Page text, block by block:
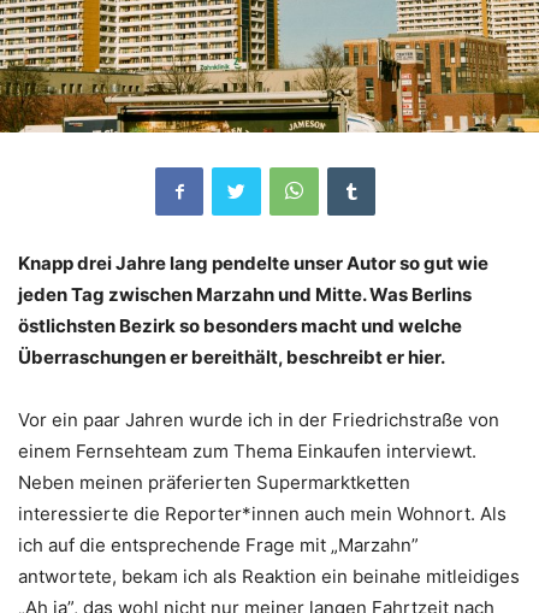
Knapp drei Jahre lang pendelte unser Autor so gut wie
jeden Tag zwischen Marzahn und Mitte. Was Berlins
östlichsten Bezirk so besonders macht und welche
Überraschungen er bereithält, beschreibt er hier.
Vor ein paar Jahren wurde ich in der Friedrichstraße von
einem Fernsehteam zum Thema Einkaufen interviewt.
Neben meinen präferierten Supermarktketten
interessierte die Reporter*innen auch mein Wohnort. Als
ich auf die entsprechende Frage mit „Marzahn”
antwortete, bekam ich als Reaktion ein beinahe mitleidiges
„Ah ja”, das wohl nicht nur meiner langen Fahrtzeit nach